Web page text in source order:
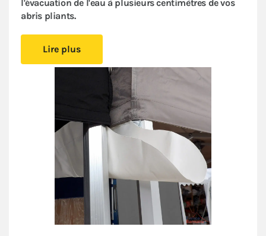
l'évacuation de l'eau à plusieurs centimètres de vos
abris pliants.
d'écoulement. Elle empêche l’eau de pluie de
s'accumuler et évite que le poids de l’eau stagnante
pèse sur les deux barnums. Vous prolongez ainsi la
durée de vie de vos stands pliants et gagnez en
Son large système de fixation en Velcro®,directement
intégré à l'intérieur de la bâche de toit
, rend cette
facile et rapide
à installer. Elle est
compatible avec toute notre gamme de barnums
pliants. Vous mettez en place aisément des espaces
couverts fiables pour installer vos produits ou vos
convives
à l’abri des intempéries
Lire plus